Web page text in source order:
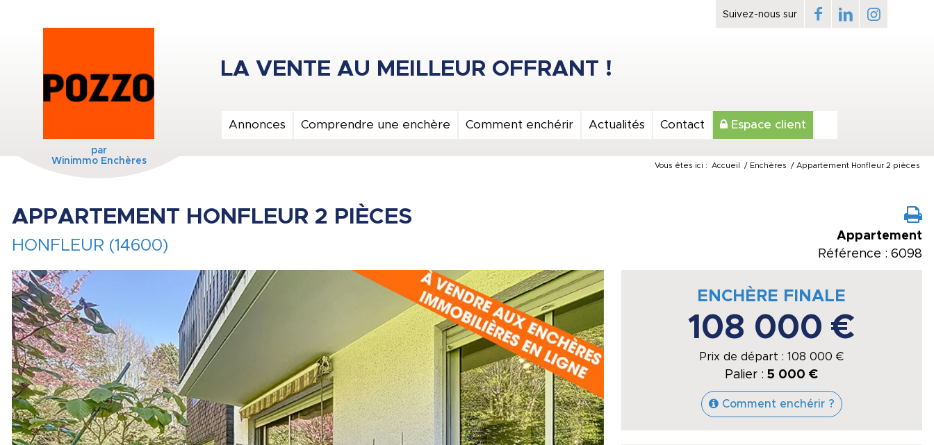
par
Winimmo Enchères
Annonces Comprendre une enchère Comment enchérir Actualités Contact Espace client
Vous êtes ici : Accueil / Enchères / Appartement Honfleur 2 pièces
APPARTEMENT HONFLEUR 2 PIÈCES
HONFLEUR (14600)
Appartement
Référence : 6098
ENCHÈRE FINALE
108 000 €
Prix de départ : 108 000 €
Palier :5 000 €
Comment enchérir ?